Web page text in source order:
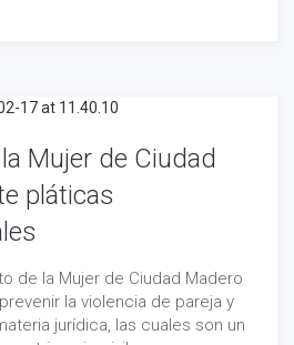
Mujer de Ciudad
pláticas
de la Mujer de Ciudad Madero
la violencia de pareja y
jurídica, las cuales son un